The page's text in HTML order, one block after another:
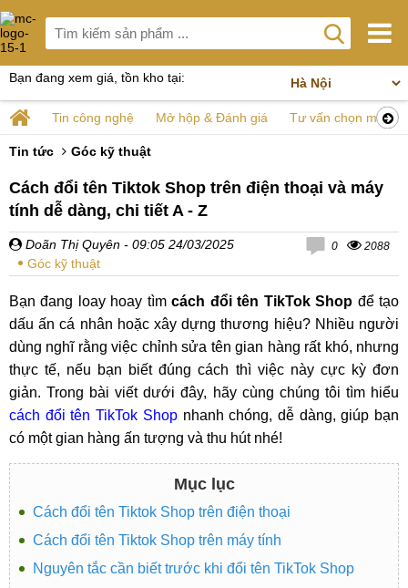
Bạn đang xem giá, tồn kho tại:
Tin công nghệ Mở hộp & Đánh giá Tư vấn chọn mua
Tin tức Góc kỹ thuật
Cách đổi tên Tiktok Shop trên điện thoại và máy
tính dễ dàng, chi tiết A - Z
Doãn Thị Quyên - 09:05 24/03/2025
Góc kỹ thuật
0 2088
Bạn đang loay hoay tìmcách đổi tên TikTok Shop để tạo
dấu ấn cá nhân hoặc xây dựng thương hiệu? Nhiều người
dùng nghĩ rằng việc chỉnh sửa tên gian hàng rất khó, nhưng
thực tế, nếu bạn biết đúng cách thì việc này cực kỳ đơn
giản. Trong bài viết dưới đây, hãy cùng chúng tôi tìm hiểu
cách đổi tên TikTok Shopnhanh chóng, dễ dàng, giúp bạn
có một gian hàng ấn tượng và thu hút nhé!
Mục lục
Cách đổi tên Tiktok Shop trên điện thoại
Cách đổi tên Tiktok Shop trên máy tính
Nguyên tắc cần biết trước khi đổi tên TikTok Shop